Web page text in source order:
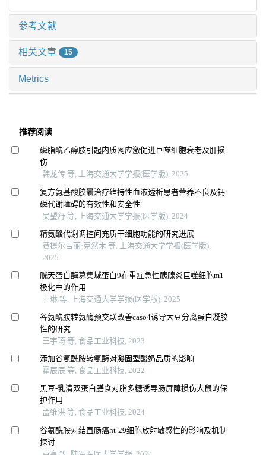
参考文献
相关文章 15
Metrics
推荐阅读
磷脂酰乙醇胺引起内质网应激促进巨噬细胞衰老及肝损
伤
韩龙传 等, 上海交通大学学报(医学版), 2025
复方氨基酸胶囊治疗维持性血液透析患者营养不良及钙
磷代谢障碍的有效性和安全性
吴望舒 等, 上海交通大学学报(医学版), 2024
精氨酸代谢调控间充质干细胞功能的研究进展
赛提尔古丽·克然木 等, 上海交通大学学报(医学版),
2025
胱天蛋白酶募集域蛋白9在重症急性胰腺炎巨噬细胞m1
极化中的作用
王琳 等, 上海交通大学学报(医学版), 2025
谷氨酰胺转氨酶预交联改善caso4诱导大豆分离蛋白凝胶
性的研究
王宇琦 等, 食品工业科技, 2023
添加谷氨酰胺转氨酶对凝固型酸奶品质的影响
霍辰辰 等, 食品工业科技, 2022
黑豆-乳清双蛋白膳食对脂多糖诱导肠屏障损伤大鼠的保
护作用
孟维洪 等, 食品工业科技, 2024
谷氨酰胺对结直肠癌ht-29细胞放射敏感性的影响及机制
探讨